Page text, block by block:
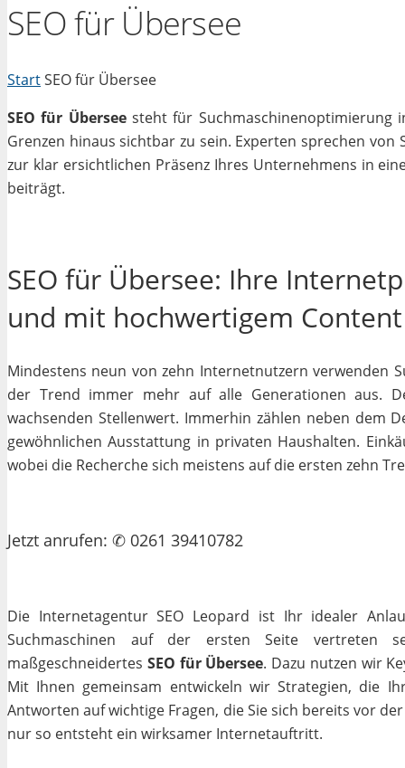
SEO für Übersee
StartSEO für Übersee
SEO für Überseesteht für Suchmaschinenoptimierung
Grenzen hinaus sichtbar zu sein. Experten sprechen von
zur klar ersichtlichen Präsenz Ihres Unternehmens in
beiträgt.
SEO für Übersee: Ihre
und mit hochwertigem Content
Mindestens neun von zehn Internetnutzern verwenden
der Trend immer mehr auf alle Generationen aus.
wachsenden Stellenwert. Immerhin zählen neben dem
gewöhnlichen Ausstattung in privaten Haushalten.
wobei die Recherche sich meistens auf die ersten zehn
Jetzt anrufen: ✆ 0261 39410782
Die Internetagentur SEO Leopard ist Ihr idealer
Suchmaschinen auf der ersten Seite vertreten
maßgeschneidertes SEO für Übersee. Dazu nutzen wir
Mit Ihnen gemeinsam entwickeln wir Strategien, die
Antworten auf wichtige Fragen, die Sie sich bereits vor
nur so entsteht ein wirksamer Internetauftritt.